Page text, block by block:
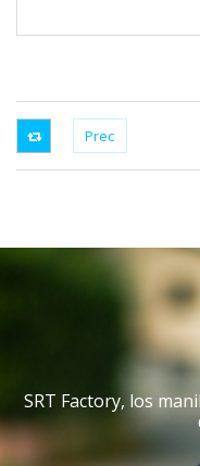
SRT Factory, los